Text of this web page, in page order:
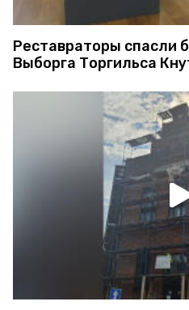
Реставраторы спасли
Выборга Торгильса